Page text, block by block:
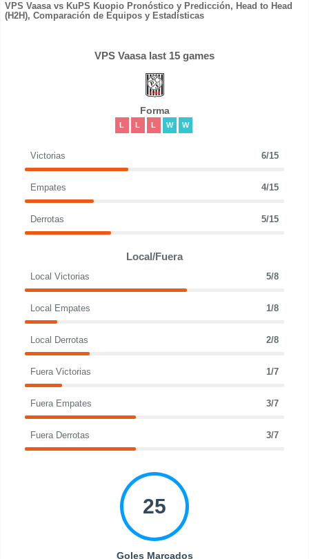
VPS Vaasa vs KuPS Kuopio Pronóstico y Predicción, Head to Head
(H2H), Comparación de Equipos y Estadísticas
VPS Vaasa last 15 games
Forma
L L L W W
Victorias 6/15
Empates 4/15
Derrotas 5/15
Local/Fuera
Local Victorias 5/8
Local Empates 1/8
Local Derrotas 2/8
Fuera Victorias 1/7
Fuera Empates 3/7
Fuera Derrotas 3/7
25
Goles Marcados